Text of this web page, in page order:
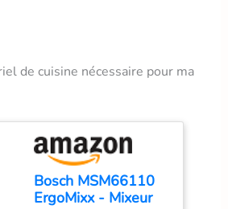
de cuisine nécessaire pour ma
Bosch MSM66110
ErgoMixx - Mixeur